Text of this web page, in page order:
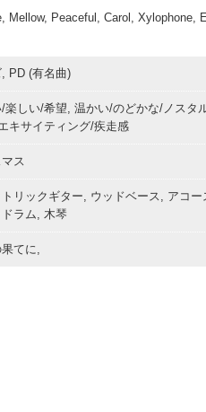
Mellow, Peaceful, Carol, Xylophone,
PD (有名曲)
/楽しい/希望, 温かい/のどかな/ノスタ
キサイティング/疾走感
ス
リックギター, ウッドベース, アコー
ドラム, 木琴
てに,